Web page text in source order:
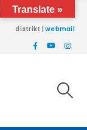
univerziteta Brčko
distrikt |webmail
Translate »